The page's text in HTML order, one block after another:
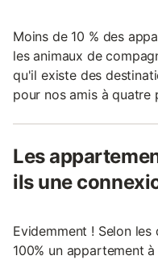
Moins de 10 % des
les animaux de
qu'il existe des
pour nos amis à quatre
Les
ils une
Evidemment ! Selon les
100% un appartement